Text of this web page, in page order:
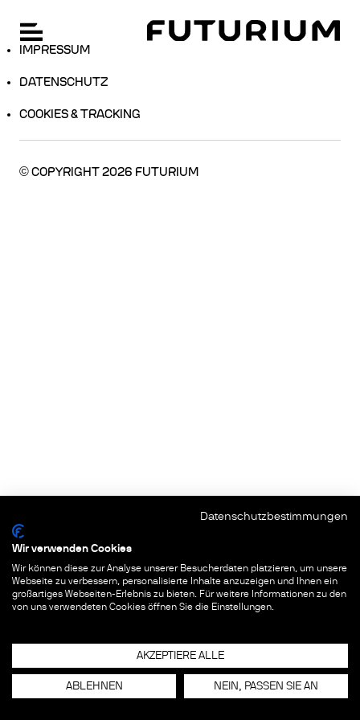
Datenschutzbestimmungen
Wir verwenden Cookies
Wir können diese zur Analyse unserer Besucherdaten platzieren, um unsere
Webseite zu verbessern, personalisierte Inhalte anzuzeigen und Ihnen ein
großartiges Webseiten-Erlebnis zu bieten. Für weitere Informationen zu den
von uns verwendeten Cookies öffnen Sie die Einstellungen.
AKZEPTIERE ALLE
ABLEHNEN NEIN, PASSEN SIE AN
Zum
Hauptinhalt
Hauptnavigation öffnen
SPRACHE WECHSELN: ENGLISCH
IMPRESSUM
DATENSCHUTZ
COOKIES & TRACKING
© COPYRIGHT2026 FUTURIUM